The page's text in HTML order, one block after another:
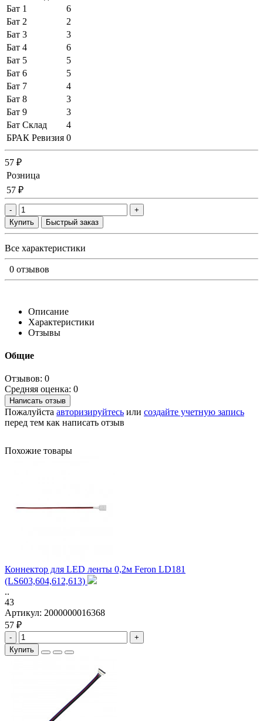
Бат 1
6
Бат 2
2
Бат 3
3
Бат 4
6
Бат 5
5
Бат 6
5
Бат 7
4
Бат 8
3
Бат 9
3
Бат Склад
4
БРАК Ревизия 0
57 ₽
Розница
57 ₽
-
+
Купить
Быстрый заказ
Все характеристики
0 отзывов
Описание
Характеристики
Отзывы
Общие
Отзывов: 0
Средняя оценка: 0
Написать отзыв
Пожалуйста авторизируйтесь или создайте учетную запись
перед тем как написать отзыв
Похожие товары
Коннектор для LED ленты 0,2м Feron LD181
(LS603,604,612,613)
..
43
Артикул: 2000000016368
57 ₽
-
+
Купить